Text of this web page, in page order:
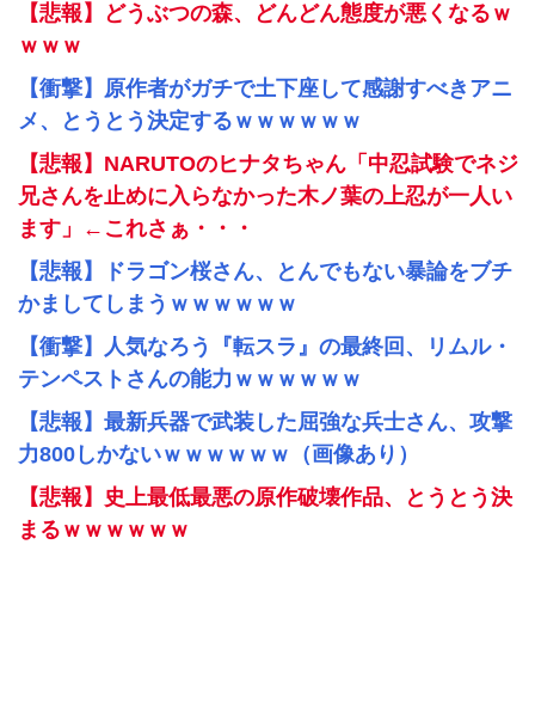
【悲報】どうぶつの森、どんどん態度が悪くなるｗ
ｗｗｗ
【衝撃】原作者がガチで土下座して感謝すべきアニ
メ、とうとう決定するｗｗｗｗｗｗ
【悲報】NARUTOのヒナタちゃん「中忍試験でネジ
兄さんを止めに入らなかった木ノ葉の上忍が一人い
ます」←これさぁ・・・
【悲報】ドラゴン桜さん、とんでもない暴論をブチ
かましてしまうｗｗｗｗｗｗ
【衝撃】人気なろう『転スラ』の最終回、リムル・
テンペストさんの能力ｗｗｗｗｗｗ
【悲報】最新兵器で武装した屈強な兵士さん、攻撃
力800しかないｗｗｗｗｗｗ（画像あり）
【悲報】史上最低最悪の原作破壊作品、とうとう決
まるｗｗｗｗｗｗ